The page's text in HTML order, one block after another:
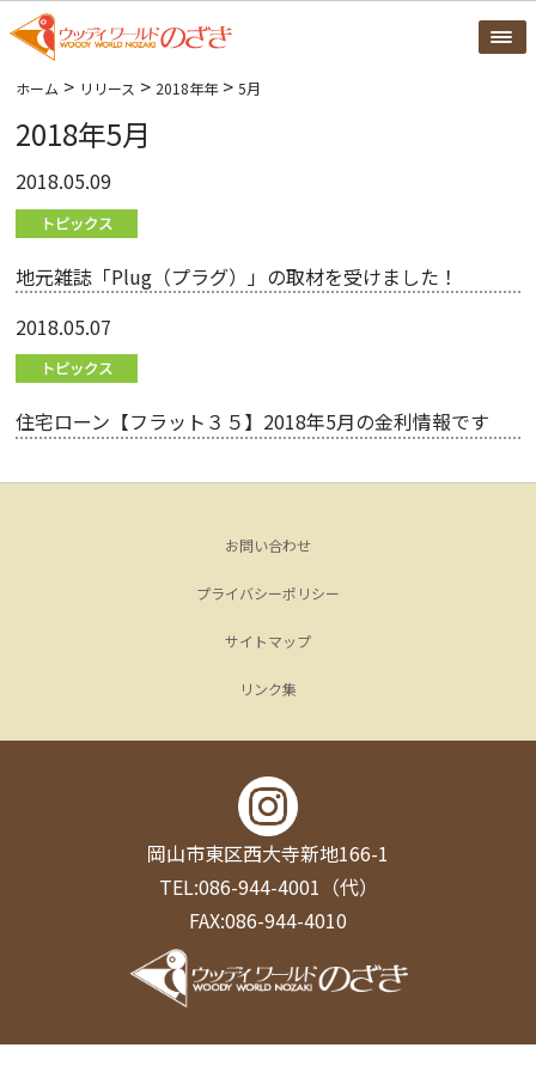
ホーム > リリース > 2018年年>5月
2018年5月
2018.05.09
地元雑誌「Plug（プラグ）」の取材を受けました！
2018.05.07
住宅ローン【フラット３５】2018年5月の金利情報です
お問い合わせ
プライバシーポリシー
サイトマップ
リンク集
岡山市東区西大寺新地166-1
TEL:086-944-4001（代）
FAX:086-944-4010